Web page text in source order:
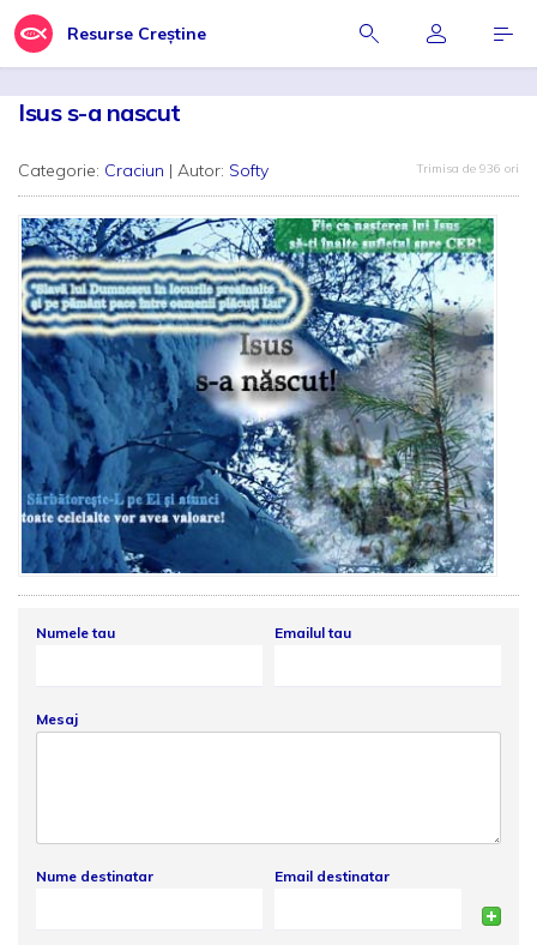
Resurse Creștine
Isus s-a nascut
Categorie: Craciun | Autor: Softy Trimisa de 936 ori
Numele tau Emailul tau
Mesaj
Nume destinatar Email destinatar